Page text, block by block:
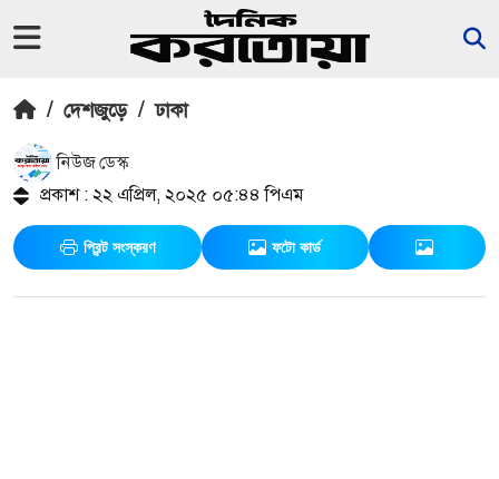
/ দেশজুড়ে / ঢাকা
নিউজ ডেস্ক
প্রকাশ : ২২ এপ্রিল, ২০২৫ ০৫:৪৪ পিএম
প্রিন্ট সংস্করণ ফটো কার্ড